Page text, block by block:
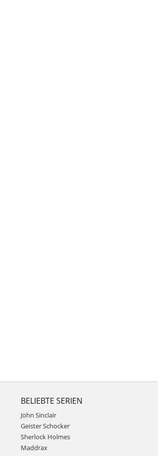
BELIEBTE SERIEN
John Sinclair
Geister Schocker
Sherlock Holmes
Maddrax